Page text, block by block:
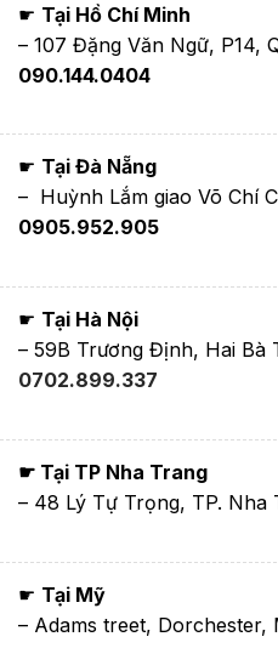
☛ Tại Hồ Chí Minh
– 107 Đặng Văn Ngữ, P14,
090.144.0404
☛ Tại Đà Nẵng
– Huỳnh Lắm giao Võ Chí
0905.952.905
☛ Tại Hà Nội
– 59B Trương Định, Hai Bà
0702.899.337
☛ Tại TP Nha Trang
– 48 Lý Tự Trọng, TP. Nha
☛ Tại Mỹ
– Adams treet, Dorchester,